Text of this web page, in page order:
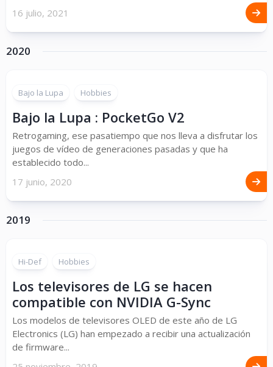
16 julio, 2021
2020
Bajo la Lupa Hobbies
Bajo la Lupa : PocketGo V2
Retrogaming, ese pasatiempo que nos lleva a disfrutar los
juegos de vídeo de generaciones pasadas y que ha
establecido todo...
17 junio, 2020
2019
Hi-Def Hobbies
Los televisores de LG se hacen
compatible con NVIDIA G-Sync
Los modelos de televisores OLED de este año de LG
Electronics (LG) han empezado a recibir una actualización
de firmware...